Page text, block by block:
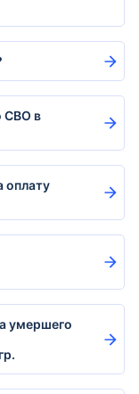
СВО в
оплату
умершего